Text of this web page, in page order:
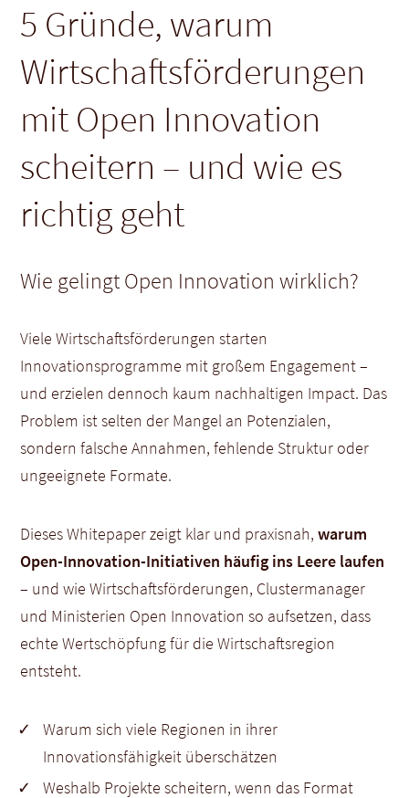
5 Gründe, warum
Wirtschaftsförderungen
mit Open Innovation
scheitern – und wie es
richtig geht
Wie gelingt Open Innovation wirklich?
Viele Wirtschaftsförderungen starten
Innovationsprogramme mit großem Engagement –
und erzielen dennoch kaum nachhaltigen Impact. Das
Problem ist selten der Mangel an Potenzialen,
sondern falsche Annahmen, fehlende Struktur oder
ungeeignete Formate.
Dieses Whitepaper zeigt klar und praxisnah,warum
Open-Innovation-Initiativen häufig ins Leere laufen
– und wie Wirtschaftsförderungen, Clustermanager
und Ministerien Open Innovation so aufsetzen, dass
echte Wertschöpfung für die Wirtschaftsregion
entsteht.
Warum sich viele Regionen in ihrer
Innovationsfähigkeit überschätzen
Weshalb Projekte scheitern, wenn das Format